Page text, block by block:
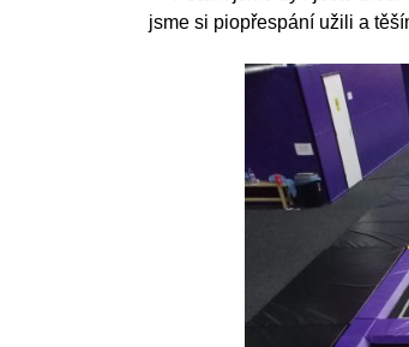
jsme si piopřespání užili a